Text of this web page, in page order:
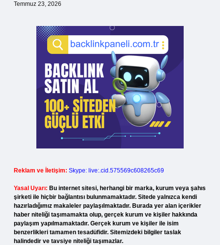
Temmuz 23, 2026
Reklam ve İletişim: Skype: live:.cid.575569c608265c69
Yasal Uyarı: Bu internet sitesi, herhangi bir marka, kurum veya şahıs
şirketi ile hiçbir bağlantısı bulunmamaktadır. Sitede yalnızca kendi
hazırladığımız makaleler paylaşılmaktadır. Burada yer alan içerikler
haber niteliği taşımamakta olup, gerçek kurum ve kişiler hakkında
paylaşım yapılmamaktadır. Gerçek kurum ve kişiler ile isim
benzerlikleri tamamen tesadüfidir. Sitemizdeki bilgiler taslak
halindedir ve tavsiye niteliği taşımazlar.